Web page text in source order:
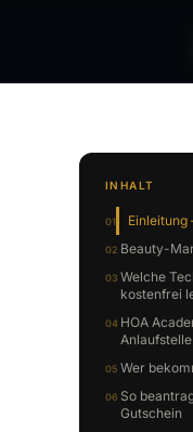
INHALT
Beauty-
Welche
kostenfrei
HOA
Wer
So
Gutschein